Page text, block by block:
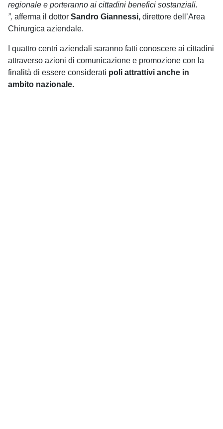
regionale e porteranno ai cittadini benefici sostanziali.
”, afferma il dottor Sandro Giannessi, direttore dell’Area
Chirurgica aziendale.
I quattro centri aziendali saranno fatti conoscere ai cittadini
attraverso azioni di comunicazione e promozione con la
finalità di essere considerati poli attrattivi anche in
ambito nazionale.